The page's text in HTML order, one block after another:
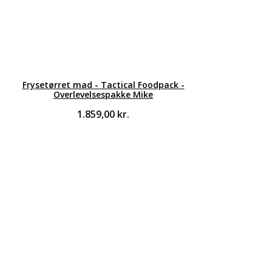
Frysetørret mad - Tactical Foodpack -
Overlevelsespakke Mike
1.859,00 kr.